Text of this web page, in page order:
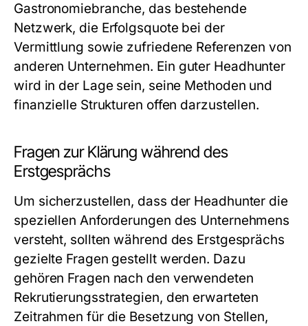
Gastronomiebranche, das bestehende
Netzwerk, die Erfolgsquote bei der
Vermittlung sowie zufriedene Referenzen von
anderen Unternehmen. Ein guter Headhunter
wird in der Lage sein, seine Methoden und
finanzielle Strukturen offen darzustellen.
Fragen zur Klärung während des
Erstgesprächs
Um sicherzustellen, dass der Headhunter die
speziellen Anforderungen des Unternehmens
versteht, sollten während des Erstgesprächs
gezielte Fragen gestellt werden. Dazu
gehören Fragen nach den verwendeten
Rekrutierungsstrategien, den erwarteten
Zeitrahmen für die Besetzung von Stellen,